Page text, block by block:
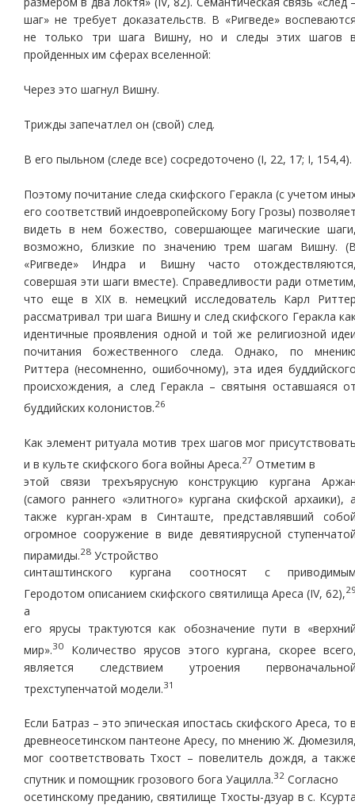
шаг» не требует доказательств. В «Ригведе»
не только три шага Вишну, но и следы этих шагов
пройденных им сферах вселенной:
Через это шагнул Вишну.
Трижды запечатлел он (свой) след.
В его пыльном (следе все) сосредоточено (I, 22, 17; I, 154,4).
Поэтому почитание следа скифского Геракла (с учетом
его соответствий индоевропейскому Богу Грозы)
видеть в нем божество, совершающее магические
возможно, близкие по значению трем шагам Вишну.
«Ригведе» Индра и Вишну часто
совершая эти шаги вместе). Справедливости ради
что еще в XIX в. немецкий исследователь Карл
рассматривал три шага Вишну и след скифского Геракла
идентичные проявления одной и той же религиозной
почитания божественного следа. Однако, по
Риттера (несомненно, ошибочному), эта идея
происхождения, а след Геракла – святыня оставшаяся
буддийских колонистов.26
Как элемент ритуала мотив трех шагов мог
и в культе скифского бога войны Ареса.27 Отметим в
этой связи трехъярусную конструкцию кургана
(самого раннего «элитного» кургана скифской архаики),
также курган-храм в Синташте, представлявший
огромное сооружение в виде девятиярусной
пирамиды.28 Устройство
синташтинского кургана соотносят с
Геродотом описанием скифского святилища Ареса (IV, 62),
а
его ярусы трактуются как обозначение пути в
мир».30
Количество ярусов этого кургана, скорее
является следствием утроения
трехступенчатой модели.31
Если Батраз – это эпическая ипостась скифского Ареса, то
древнеосетинском пантеоне Аресу, по мнению Ж.
мог соответствовать Тхост – повелитель дождя, а
спутник и помощник грозового бога Уацилла.32 Согласно
осетинскому преданию, святилище Тхосты-дзуар в с.